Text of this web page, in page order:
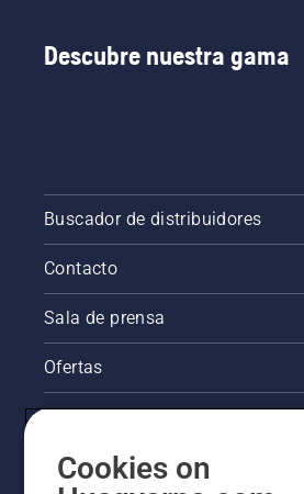
Descubre nuestra gama
Buscador de distribuidores
Contacto
Sala de prensa
Ofertas
Otros sitios de Husqvarna
Cookies on